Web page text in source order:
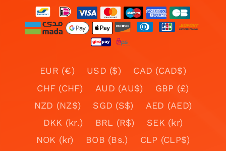
EUR (€) USD ($)
CAD (CAD$)
CHF (CHF)
AUD (AU$)
GBP (£)
NZD (NZ$)
SGD (S$)
AED (AED)
DKK (kr.)
BRL (R$)
SEK (kr)
NOK (kr)
BOB (Bs.)
CLP (CLP$)